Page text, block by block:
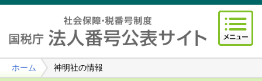
ホーム 神明社の情報